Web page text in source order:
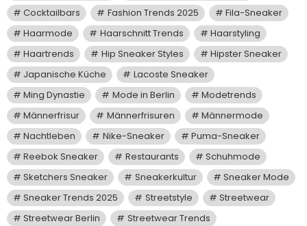
Cocktailbars
Fashion Trends 2025
Fila-Sneaker
Haarmode
Haarschnitt Trends
Haarstyling
Haartrends
Hip Sneaker Styles
Hipster Sneaker
Japanische Küche
Lacoste Sneaker
Ming Dynastie
Mode in Berlin
Modetrends
Männerfrisur
Männerfrisuren
Männermode
Nachtleben
Nike-Sneaker
Puma-Sneaker
Reebok Sneaker
Restaurants
Schuhmode
Sketchers Sneaker
Sneakerkultur
Sneaker Mode
Sneaker Trends 2025
Streetstyle
Streetwear
Streetwear Berlin
Streetwear Trends